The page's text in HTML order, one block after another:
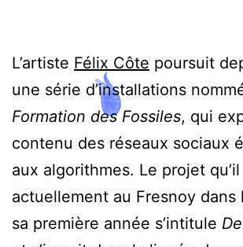
L’artiste Félix Côte poursuit
une série d’installations
Formation des Fossiles, qui
contenu des réseaux sociaux
aux algorithmes. Le projet
actuellement au Fresnoy dans
sa première année s’intitule